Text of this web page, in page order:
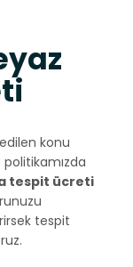
konu
politikamızda
tespit ücreti
tespit